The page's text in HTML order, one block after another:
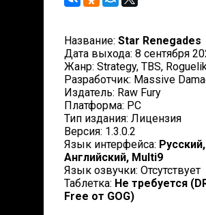
Название: Star Renegades
Дата выхода: 8 сентября
Жанр: Strategy, TBS,
Разработчик: Massive
Издатель: Raw Fury
Платформа: PC
Тип издания: Лицензия
Версия: 1.3.0.2
Язык интерфейса: Русский,
Английский, Multi9
Язык озвучки: Отсутствует
Таблетка: Не требуется
Free от GOG)